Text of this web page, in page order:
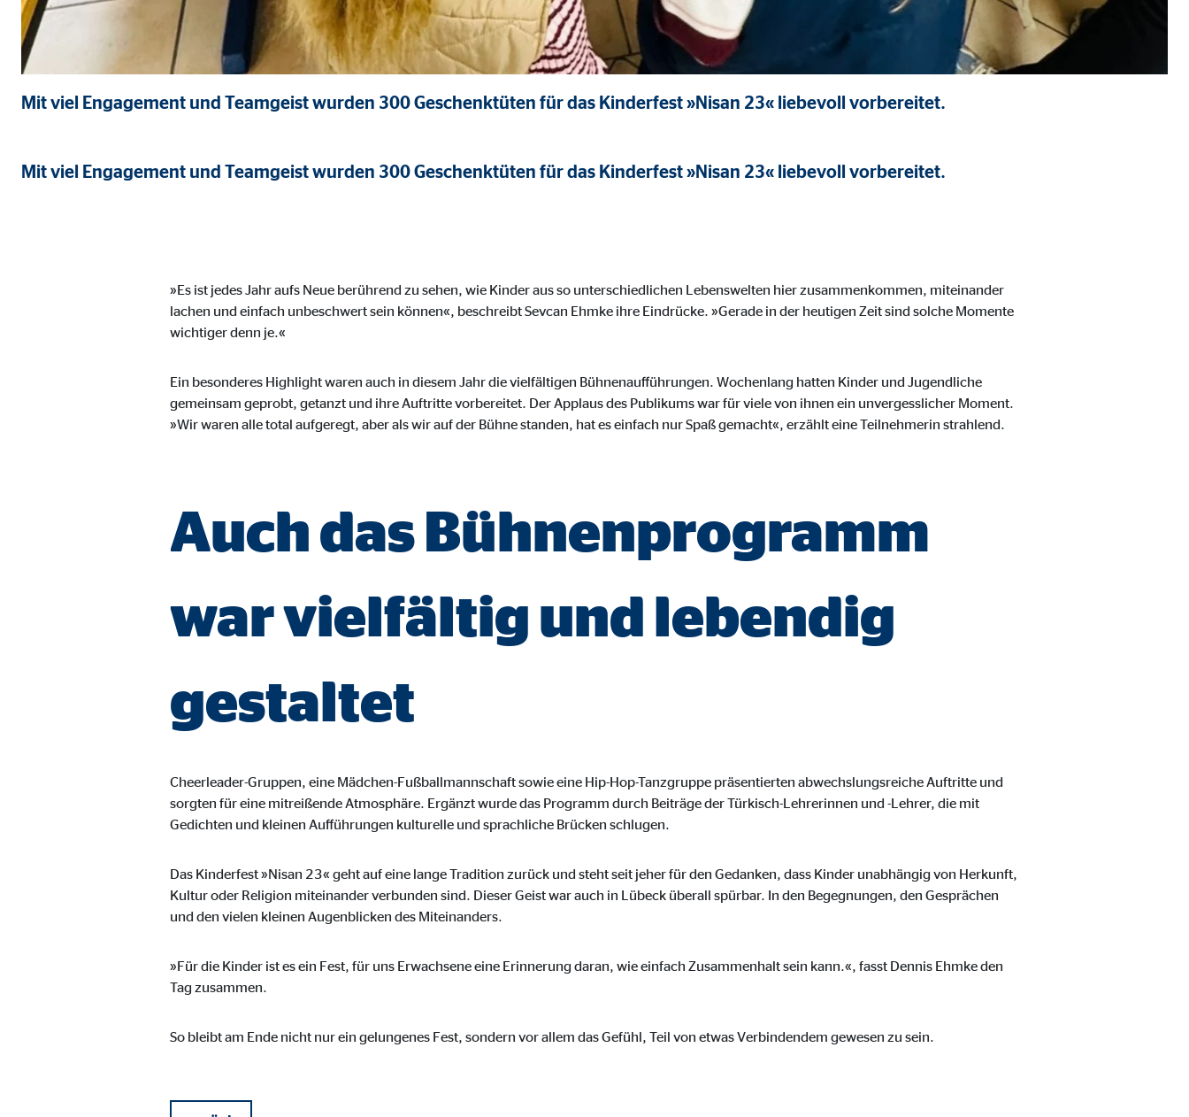
Mit viel Engagement und Teamgeist wurden 300 Geschenktüten für das Kinderfest »Nisan 23« liebevoll vorbereitet.
Mit viel Engagement und Teamgeist wurden 300 Geschenktüten für das Kinderfest »Nisan 23« liebevoll vorbereitet.
»Es ist jedes Jahr aufs Neue berührend zu sehen, wie Kinder aus so unterschiedlichen Lebenswelten hier zusammenkommen, miteinander
lachen und einfach unbeschwert sein können«, beschreibt Sevcan Ehmke ihre Eindrücke. »Gerade in der heutigen Zeit sind solche Momente
wichtiger denn je.«
Ein besonderes Highlight waren auch in diesem Jahr die vielfältigen Bühnenaufführungen. Wochenlang hatten Kinder und Jugendliche
gemeinsam geprobt, getanzt und ihre Auftritte vorbereitet. Der Applaus des Publikums war für viele von ihnen ein unvergesslicher Moment.
»Wir waren alle total aufgeregt, aber als wir auf der Bühne standen, hat es einfach nur Spaß gemacht«, erzählt eine Teilnehmerin strahlend.
Auch das Bühnenprogramm
war vielfältig und lebendig
gestaltet
Cheerleader-Gruppen, eine Mädchen-Fußballmannschaft sowie eine Hip-Hop-Tanzgruppe präsentierten abwechslungsreiche Auftritte und
sorgten für eine mitreißende Atmosphäre. Ergänzt wurde das Programm durch Beiträge der Türkisch-Lehrerinnen und -Lehrer, die mit
Gedichten und kleinen Aufführungen kulturelle und sprachliche Brücken schlugen.
Das Kinderfest »Nisan 23« geht auf eine lange Tradition zurück und steht seit jeher für den Gedanken, dass Kinder unabhängig von Herkunft,
Kultur oder Religion miteinander verbunden sind. Dieser Geist war auch in Lübeck überall spürbar. In den Begegnungen, den Gesprächen
und den vielen kleinen Augenblicken des Miteinanders.
»Für die Kinder ist es ein Fest, für uns Erwachsene eine Erinnerung daran, wie einfach Zusammenhalt sein kann.«, fasst Dennis Ehmke den
Tag zusammen.
So bleibt am Ende nicht nur ein gelungenes Fest, sondern vor allem das Gefühl, Teil von etwas Verbindendem gewesen zu sein.
Einbinden von interaktiven Google Karten
Cookie Laufzeit: 24 Monate
YouTube | Empfänger: OVB, Google Ireland Ltd.
Anbieter: Google Ireland Ltd.
JW Player | Empfänger: OVB, Long Tail Ad Solutions Inc.
Cookie Laufzeit: 24 Monate
provenexpert
Anbieter: Expert Systems AG
Cookie Laufzeit: 30 Tage
vimeoplayer
Cookie Laufzeit: 24 Monate